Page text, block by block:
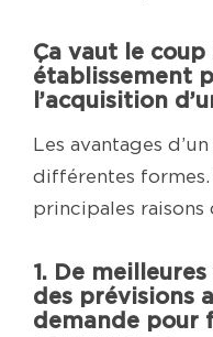
Ça vaut le
établissement
l’acquisition
Les avantages
différentes
principales raisons
1. De
des prévisions
demande pour